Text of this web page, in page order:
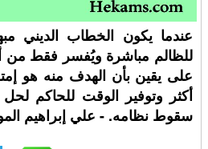
عندما يكون الخطاب الديني
للظالم مباشرة ويُفسر فقط من
على يقين بأن الهدف منه هو
أكثر وتوفير الوقت للحاكم
سقوط نظامه. - علي إبراهيم